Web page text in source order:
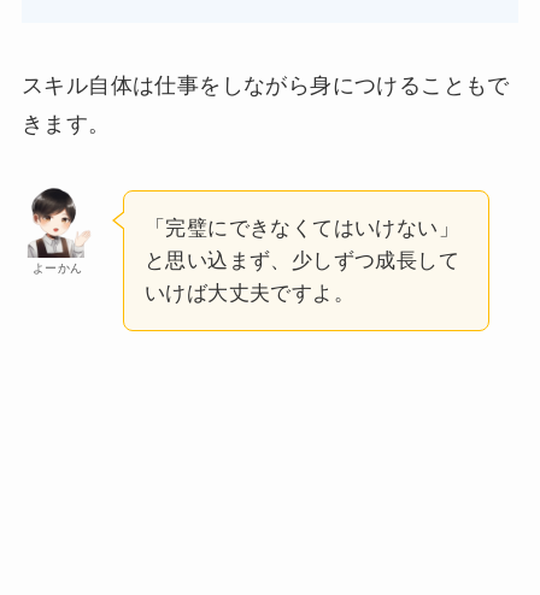
スキル自体は仕事をしながら身につけることもで
きます。
よーかん
「完璧にできなくてはいけない」
と思い込まず、少しずつ成長して
いけば大丈夫ですよ。